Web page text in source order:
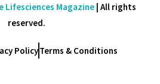
Lifesciences Magazine | All rights
reserved.
PolicyTerms & Conditions